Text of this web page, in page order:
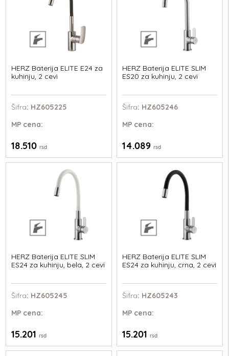
HERZ Baterija ELITE E24 za
kuhinju, 2 cevi
Šifra: HZ605225
MP cena:
18.510rsd
HERZ Baterija ELITE SLIM
ES20 za kuhinju, 2 cevi
Šifra: HZ605246
MPcena:
14.089 rsd
HERZ Baterija ELITE SLIM
ES24 za kuhinju, bela, 2 cevi
Šifra: HZ605245
MP cena:
15.201rsd
HERZ Baterija ELITE SLIM
ES24 za kuhinju, crna, 2 cevi
Šifra: HZ605243
MPcena:
15.201 rsd